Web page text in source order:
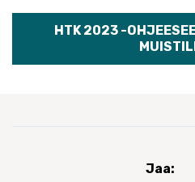
HTK 2023 -
Jaa: